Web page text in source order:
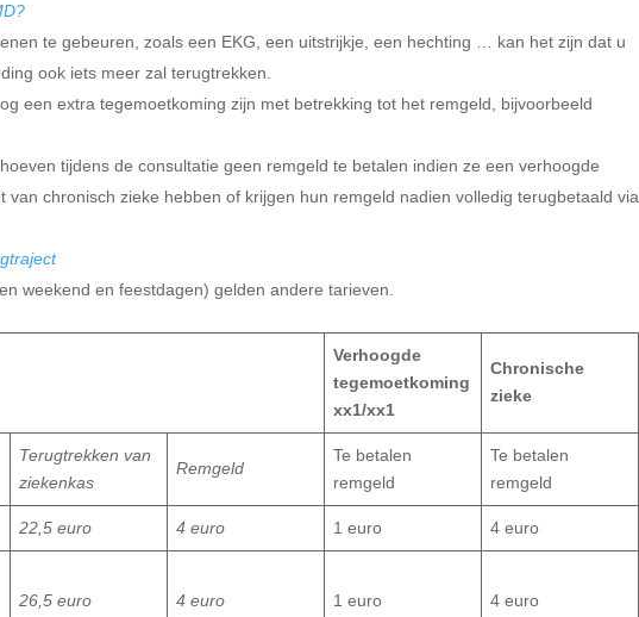
te gebeuren, zoals een EKG, een uitstrijkje, een hechting … kan het zijn dat u
ook iets meer zal terugtrekken.
een extra tegemoetkoming zijn met betrekking tot het remgeld, bijvoorbeeld
tijdens de consultatie geen remgeld te betalen indien ze een verhoogde
chronisch zieke hebben of krijgen hun remgeld nadien volledig terugbetaald via
weekend en feestdagen) gelden andere tarieven.
Verhoogde
tegemoetkoming
xx1/xx1
Chronische
zieke
Terugtrekken van
ziekenkas
Remgeld
Te betalen
remgeld
Te betalen
remgeld
22,5 euro 4 euro 1 euro 4 euro
26,5 euro 4 euro 1 euro 4 euro